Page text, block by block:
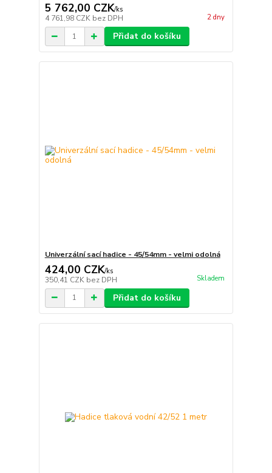
5 762,00 CZK/ks
4 761,98 CZK bez DPH 2 dny
Přidat do košíku
Univerzální sací hadice - 45/54mm - velmi odolná
424,00 CZK/ks
350,41 CZK bez DPH Skladem
Přidat do košíku